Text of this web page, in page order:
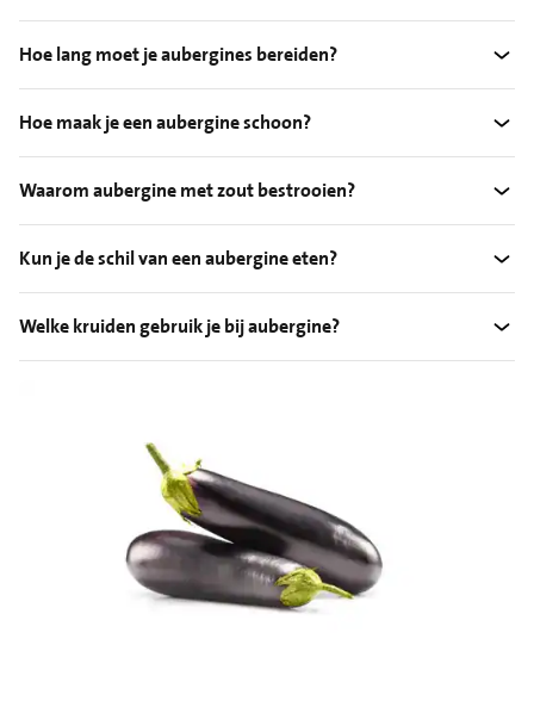
Hoe lang moet je aubergines bereiden?
Hoe maak je een aubergine schoon?
Waarom aubergine met zout bestrooien?
Kun je de schil van een aubergine eten?
Welke kruiden gebruik je bij aubergine?